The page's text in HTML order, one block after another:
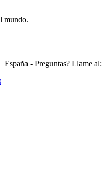
mundo.
España - Preguntas? Llame al: